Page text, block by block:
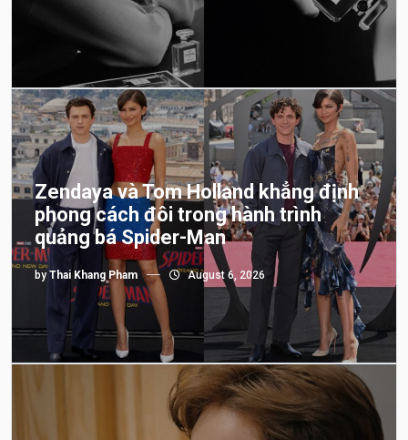
Zendaya và Tom Holland khẳng định
phong cách đôi trong hành trình
quảng bá Spider-Man
by Thai Khang Pham August 6, 2026